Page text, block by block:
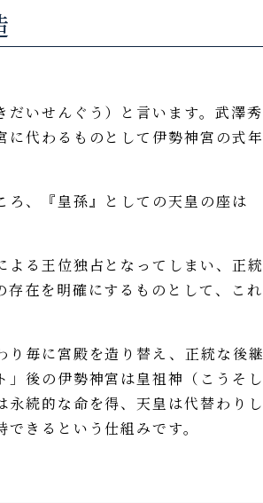
いせんぐう）と言います。武澤秀
代わるものとして伊勢神宮の式年
、『皇孫』としての天皇の座は
る王位独占となってしまい、正統
在を明確にするものとして、これ
毎に宮殿を造り替え、正統な後継
後の伊勢神宮は皇祖神（こうそし
続的な命を得、天皇は代替わりし
きるという仕組みです。